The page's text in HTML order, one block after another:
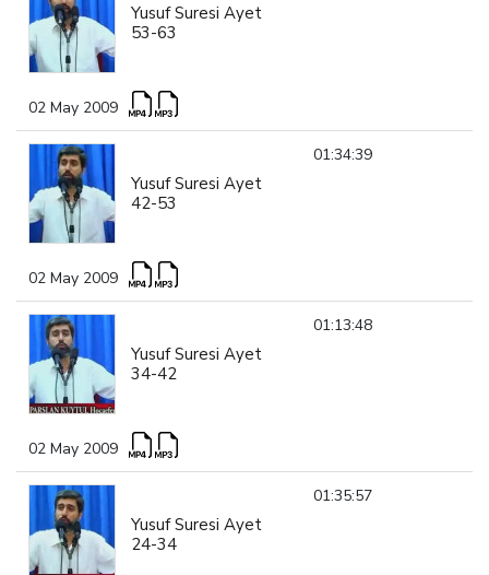
Yusuf Suresi Ayet
53-63
02 May 2009
Yusuf Suresi Ayet
42-53
01:34:39
02 May 2009
Yusuf Suresi Ayet
34-42
01:13:48
02 May 2009
Yusuf Suresi Ayet
24-34
01:35:57